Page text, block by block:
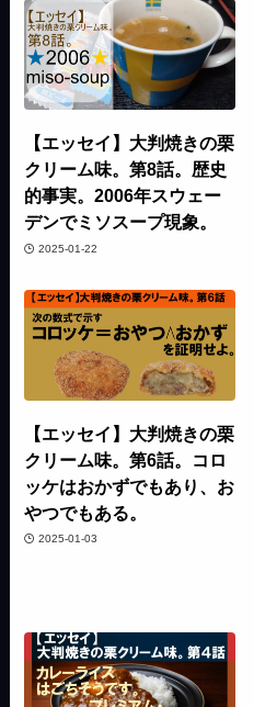
【エッセイ】大判焼きの栗
クリーム味。第8話。歴史
的事実。2006年スウェー
デンでミソスープ現象。
2025-01-22
【エッセイ】大判焼きの栗
クリーム味。第6話。コロ
ッケはおかずでもあり、お
やつでもある。
2025-01-03